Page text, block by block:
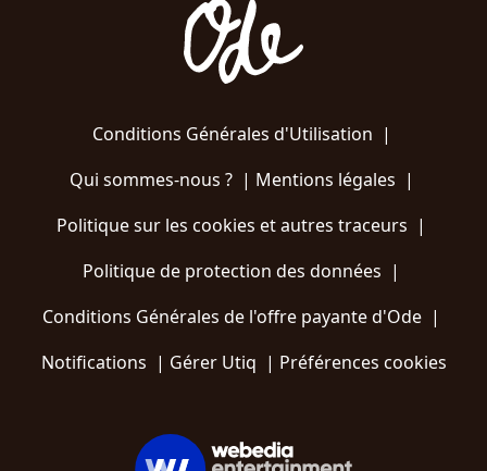
Conditions Générales d'Utilisation |
Qui sommes-nous ?| Mentions légales |
Politique sur les cookies et autres traceurs |
Politique de protection des données |
Conditions Générales de l'offre payante d'Ode |
Notifications | Gérer Utiq | Préférences cookies